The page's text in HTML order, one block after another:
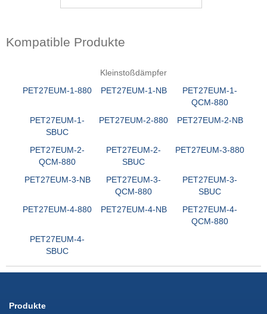
Kompatible Produkte
Kleinstoßdämpfer
PET27EUM-1-880
PET27EUM-1-NB
PET27EUM-1-
QCM-880
PET27EUM-1-
SBUC
PET27EUM-2-880 PET27EUM-2-NB
PET27EUM-2-
QCM-880
PET27EUM-2-
SBUC
PET27EUM-3-880
PET27EUM-3-NB
PET27EUM-3-
QCM-880
PET27EUM-3-
SBUC
PET27EUM-4-880
PET27EUM-4-NB
PET27EUM-4-
QCM-880
PET27EUM-4-
SBUC
Produkte